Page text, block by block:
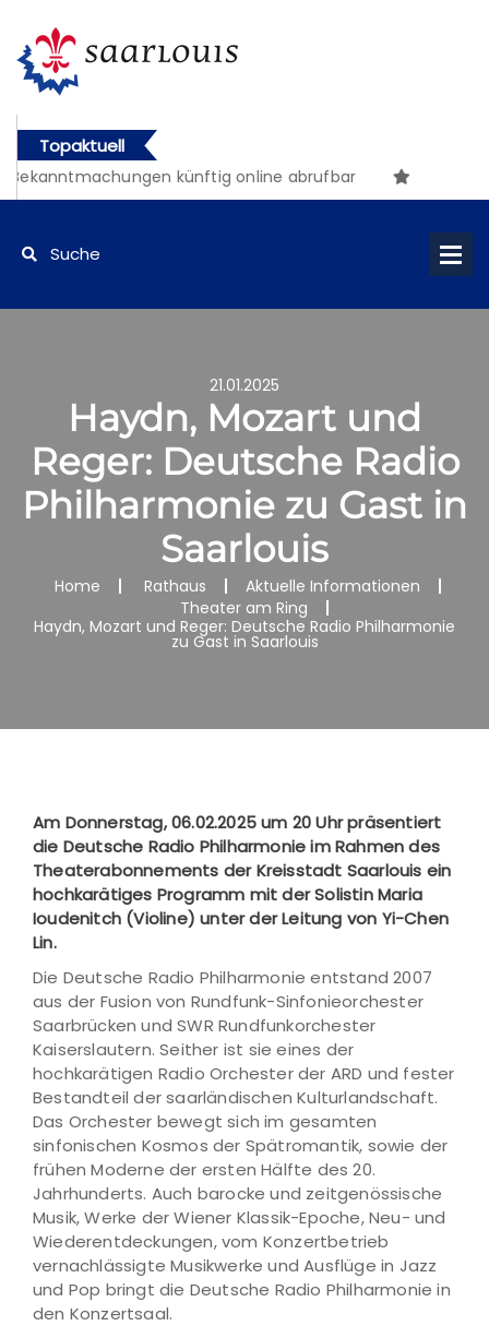
Topaktuell
künftig online abrufbar
21.01.2025
Haydn, Mozart und
Reger: Deutsche Radio
Philharmonie zu Gast in
Saarlouis
Home Rathaus
Aktuelle Informationen
Theater am Ring
Haydn, Mozart und Reger: Deutsche Radio Philharmonie
zu Gast in Saarlouis
Am Donnerstag, 06.02.2025 um 20 Uhr präsentiert
die Deutsche Radio Philharmonie im Rahmen des
Theaterabonnements der Kreisstadt Saarlouis ein
hochkarätiges Programm mit der Solistin Maria
Ioudenitch (Violine) unter der Leitung von Yi-Chen
Lin.
Die Deutsche Radio Philharmonie entstand 2007
aus der Fusion von Rundfunk-Sinfonieorchester
Saarbrücken und SWR Rundfunkorchester
Kaiserslautern. Seither ist sie eines der
hochkarätigen Radio Orchester der ARD und fester
Bestandteil der saarländischen Kulturlandschaft.
Das Orchester bewegt sich im gesamten
sinfonischen Kosmos der Spätromantik, sowie der
frühen Moderne der ersten Hälfte des 20.
Jahrhunderts. Auch barocke und zeitgenössische
Musik, Werke der Wiener Klassik-Epoche, Neu- und
Wiederentdeckungen, vom Konzertbetrieb
vernachlässigte Musikwerke und Ausflüge in Jazz
und Pop bringt die Deutsche Radio Philharmonie in
den Konzertsaal.